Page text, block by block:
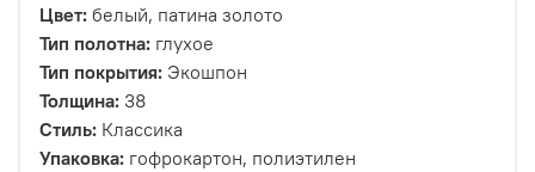
Цвет: белый, патина золото
Тип полотна: глухое
Тип покрытия: Экошпон
Толщина: 38
Стиль: Классика
Упаковка: гофрокартон, полиэтилен